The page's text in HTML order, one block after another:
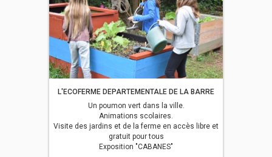
L'ECOFERME DEPARTEMENTALE DE LA BARRE
Un poumon vert dans la ville.
Animations scolaires.
Visite des jardins et de la ferme en accès libre et
gratuit pour tous
Exposition "CABANES"